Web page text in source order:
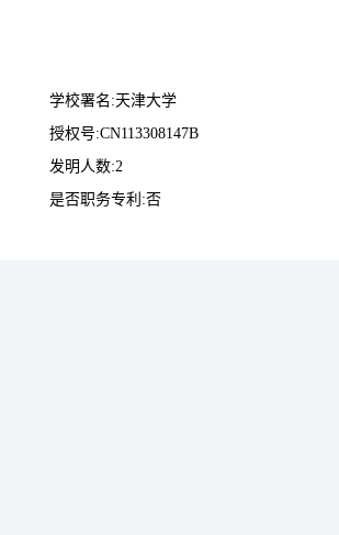
学校署名:天津大学
授权号:CN113308147B
发明人数:2
是否职务专利:否